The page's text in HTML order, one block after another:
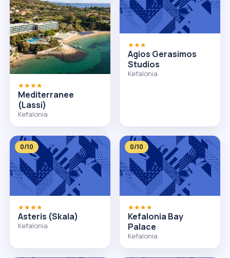
★★★★
Mediterranee
(Lassi)
Kefalonia
★★★
Agios Gerasimos
Studios
Kefalonia
0/10
★★★★
Asteris (Skala)
Kefalonia
0/10
★★★★
Kefalonia Bay
Palace
Kefalonia